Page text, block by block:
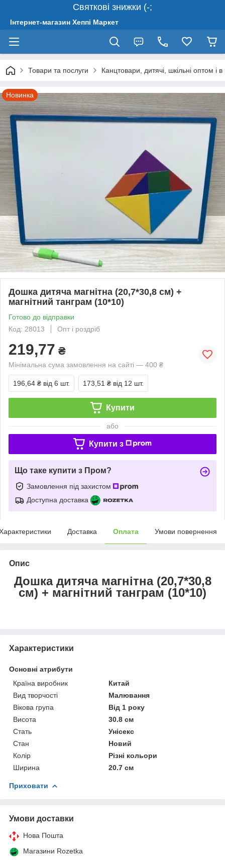
Святкові знижки (-;
Інтернет-магазин Хеппі Маркет
Товари та послуги Канцтовари, дитячі, шкільні оптом і в
Новинка
Дошка дитяча магнітна (20,7*30,8 см) +
магнітний танграм (10*10)
Готово до відправки
Код: 28013
Опт і роздріб
219,77 ₴
Мінімальна сума замовлення на сайті — 400 ₴
196,64 ₴ від 6 шт. 173,51 ₴ від 12 шт.
Купити
або
Купити з
Що таке купити з Пром?
Замовлення під захистом
Доступна доставка
Доставка Оплата Умови повернення
Опис
Дошка дитяча магнітна (20,7*30,8
см) + магнітний танграм (10*10)
Характеристики
Основні атрибути
Країна виробник
Китай
Вид творчості
Малювання
Вікова група
Від 1 року
Висота
30.8 см
Стать
Унісекс
Стан
Новий
Колір
Різні кольори
Ширина
20.7 см
Приховати
Умови доставки
Нова Пошта
Магазини Rozetka